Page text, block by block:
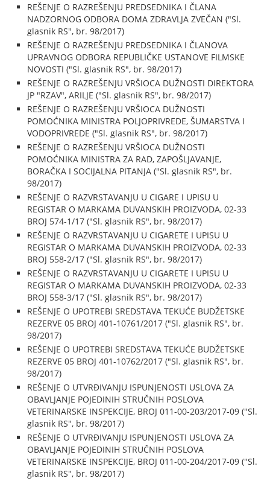
REŠENJE O RAZREŠENJU PREDSEDNIKA I ČLANA
NADZORNOG ODBORA DOMA ZDRAVLJA ZVEČAN ("Sl.
glasnik RS", br. 98/2017)
REŠENJE O RAZREŠENJU PREDSEDNIKA I ČLANOVA
UPRAVNOG ODBORA REPUBLIČKE USTANOVE FILMSKE
NOVOSTI ("Sl. glasnik RS", br. 98/2017)
REŠENJE O RAZREŠENJU VRŠIOCA DUŽNOSTI DIREKTORA
JP "RZAV", ARILJE ("Sl. glasnik RS", br. 98/2017)
REŠENJE O RAZREŠENJU VRŠIOCA DUŽNOSTI
POMOĆNIKA MINISTRA POLJOPRIVREDE, ŠUMARSTVA I
VODOPRIVREDE ("Sl. glasnik RS", br. 98/2017)
REŠENJE O RAZREŠENJU VRŠIOCA DUŽNOSTI
POMOĆNIKA MINISTRA ZA RAD, ZAPOŠLJAVANJE,
BORAČKA I SOCIJALNA PITANJA ("Sl. glasnik RS", br.
98/2017)
REŠENJE O RAZVRSTAVANJU U CIGARE I UPISU U
REGISTAR O MARKAMA DUVANSKIH PROIZVODA, 02-33
BROJ 574-1/17 ("Sl. glasnik RS", br. 98/2017)
REŠENJE O RAZVRSTAVANJU U CIGARETE I UPISU U
REGISTAR O MARKAMA DUVANSKIH PROIZVODA, 02-33
BROJ 558-2/17 ("Sl. glasnik RS", br. 98/2017)
REŠENJE O RAZVRSTAVANJU U CIGARETE I UPISU U
REGISTAR O MARKAMA DUVANSKIH PROIZVODA, 02-33
BROJ 558-3/17 ("Sl. glasnik RS", br. 98/2017)
REŠENJE O UPOTREBI SREDSTAVA TEKUĆE BUDŽETSKE
REZERVE 05 BROJ 401-10761/2017 ("Sl. glasnik RS", br.
98/2017)
REŠENJE O UPOTREBI SREDSTAVA TEKUĆE BUDŽETSKE
REZERVE 05 BROJ 401-10762/2017 ("Sl. glasnik RS", br.
98/2017)
REŠENJE O UTVRĐIVANJU ISPUNJENOSTI USLOVA ZA
OBAVLJANJE POJEDINIH STRUČNIH POSLOVA
VETERINARSKE INSPEKCIJE, BROJ 011-00-203/2017-09 ("Sl.
glasnik RS", br. 98/2017)
REŠENJE O UTVRĐIVANJU ISPUNJENOSTI USLOVA ZA
OBAVLJANJE POJEDINIH STRUČNIH POSLOVA
VETERINARSKE INSPEKCIJE, BROJ 011-00-204/2017-09 ("Sl.
glasnik RS", br. 98/2017)